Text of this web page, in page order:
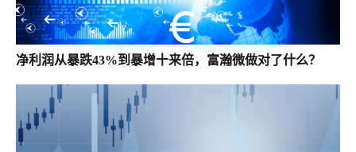
净利润从暴跌43%到暴增十来倍，富瀚微做对了什么？